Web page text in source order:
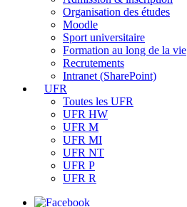
Organisation des études
Moodle
Sport universitaire
Formation au long de la vie
Recrutements
Intranet (SharePoint)
UFR
Toutes les UFR
UFR HW
UFR M
UFR MI
UFR NT
UFR P
UFR R